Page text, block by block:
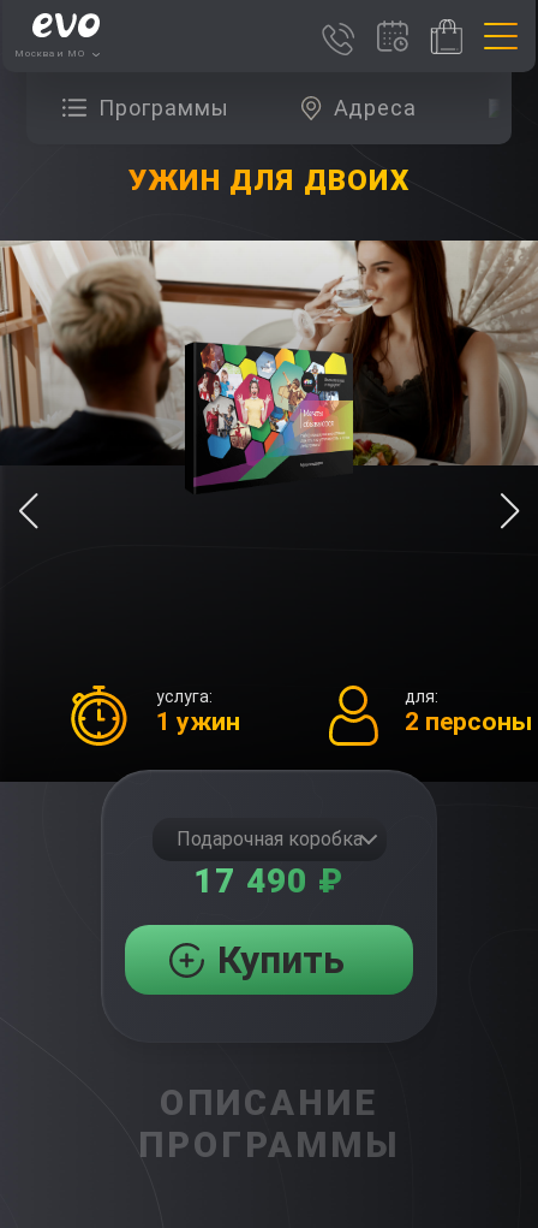
Москва и МО
Программы Адреса
УЖИН ДЛЯ ДВОИХ
услуга:
1 ужин
для:
2 персоны
Подарочная коробка
17 490 ₽
Купить
ОПИСАНИЕ
ПРОГРАММЫ